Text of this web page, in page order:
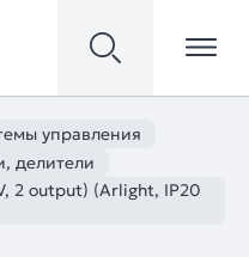
управления
делители
2 output) (Arlight, IP20